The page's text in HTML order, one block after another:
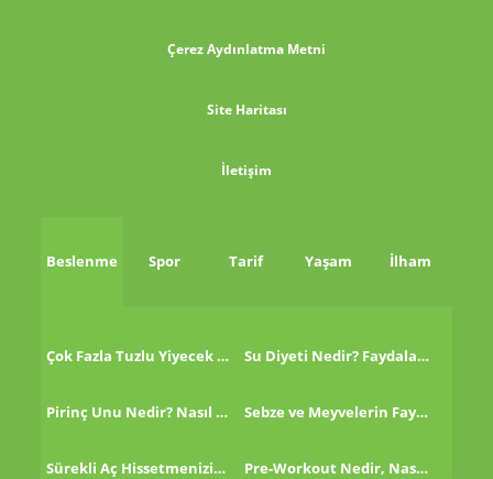
Çerez Aydınlatma Metni
Site Haritası
İletişim
Beslenme Spor Tarif Yaşam İlham
Çok Fazla Tuzlu Yiyecek Tükettikten Sonra Ne Yapmalı? Su Diyeti Nedir? Faydaları Nelerdir?
Pirinç Unu Nedir? Nasıl Tüketilir? Sebze ve Meyvelerin Faydaları!
Sürekli Aç Hissetmenizin 8 Nedeni! Pre-Workout Nedir, Nasıl Kullanılır?